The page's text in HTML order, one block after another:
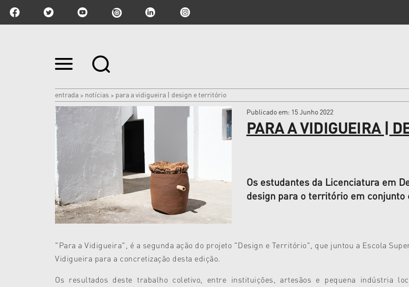
Ir
para
|
Ir
para
a
navegação
entrada > notícias > para a vidigueira | design e território
Publicado em: 15 Junho 2022
PARA A VIDIGUEIRA |
Os estudantes da Licenciatura em
design para o território em
"Para a Vidigueira", é a segunda ação do projeto "Design e Território", que juntou a Escola
Vidigueira para a concretização desta edição.
Os resultados deste trabalho coletivo, entre instituições, artesãos e pequena indústria